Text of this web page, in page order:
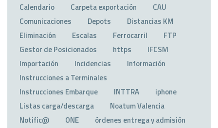
Calendario
Carpeta exportación
CAU
Comunicaciones
Depots
Distancias KM
Eliminación
Escalas Ferrocarril
FTP
Gestor de Posicionados
https
IFCSM
Importación
Incidencias
Información
Instrucciones a Terminales
Instrucciones Embarque
INTTRA
iphone
Listas carga/descarga
Noatum Valencia
Notific@
ONE
órdenes entrega y admisión